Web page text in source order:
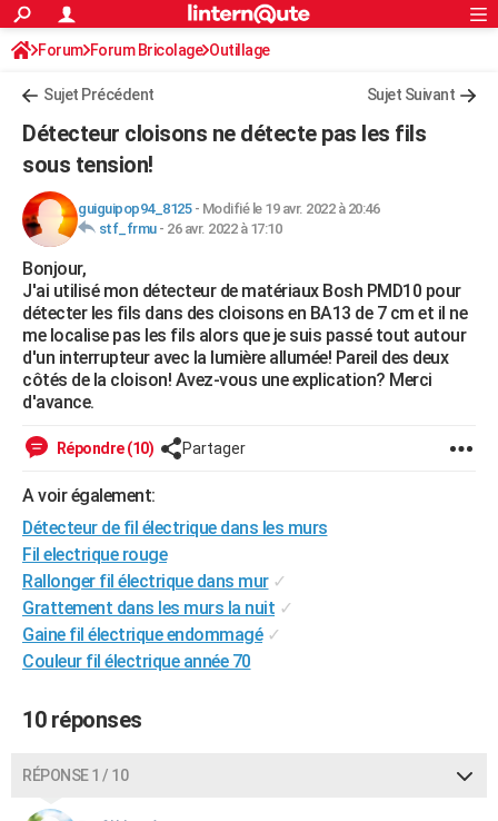
ACTUALITÉS
Politique
Société
Faits Divers
Education
Monde
Villes
+
Programme TV
Streaming
Sorties cinéma
FINANCE
Retraite
Impôts
Epargne
Immobilier
Risques naturels par ville
Banque
Assurance
Crédit
AUTO
Essais
Réserver un essai
Citadines
Berlines
SUV
Forum auto
HIGH-TECH
Mobiles
Meilleur smartphone
Internet
Ordinateurs
Jeux vidéo
Guide high-tech
+BRICOLAGE
Forum
Aménagement intérieur
Extérieur
Cuisine
Salle de bains
Jardinage
Rangement
WEEK-END
Guides de France
Escapades
Patrimoine
Expositions
Musées
Week-end nature
+LIFESTYLE
SANTE
Destinations
City break
Voyage nature
Voyage de noces
Forum
Climat
+PHOTO
GUIDES D'ACHAT
BONS PLANS
CARTE DE VOEUX
S'inscrire
Connexion
Forum Forum Bricolage Outillage
Sujet Précédent Sujet Suivant
Détecteur cloisons ne détecte pas les fils
sous tension!
guiguipop94_8125- Modifié le 19 avr. 2022 à 20:46
stf_frmu- 26 avr. 2022 à 17:10
Bonjour,
J'ai utilisé mon détecteur de matériaux Bosh PMD10 pour
détecter les fils dans des cloisons en BA13 de 7 cm et il ne
me localise pas les fils alors que je suis passé tout autour
d'un interrupteur avec la lumière allumée! Pareil des deux
côtés de la cloison! Avez-vous une explication? Merci
d'avance.
Répondre (10) Partager
A voir également:
Détecteur de fil électrique dans les murs
Fil electrique rouge
Rallonger fil électrique dans mur ✓
Grattement dans les murs la nuit ✓
Gaine fil électrique endommagé ✓
Couleur fil électrique année 70
10 réponses
RÉPONSE 1 / 10